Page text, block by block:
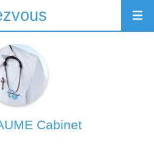
Cabinet